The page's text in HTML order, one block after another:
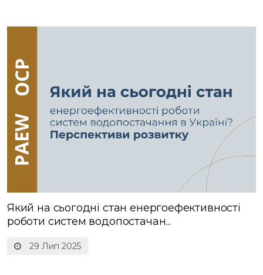
29 Лип 2025
Який на сьогодні стан енергоефективності
роботи систем водопостачан...